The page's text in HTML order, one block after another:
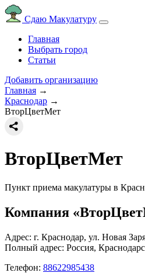
Сдаю Макулатуру
Главная
Выбрать город
Статьи
Добавить организацию
Главная →
Краснодар →
ВторЦветМет
ВторЦветМет
Пункт приема макулатуры в
Компания
Адрес: г. Краснодар, ул. Новая
Полный адрес: Россия,
Телефон: 88622985438